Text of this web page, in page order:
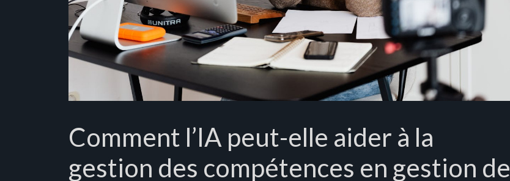
Comment l’IA peut-elle aider à la
gestion des compétences en gestion de